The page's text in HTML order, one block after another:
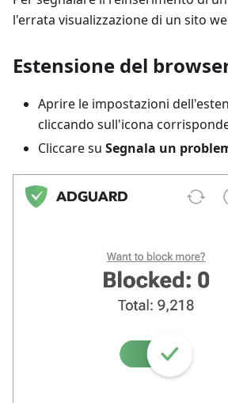
l'errata visualizzazione di un sito
Estensione del
Aprire le impostazioni
cliccando sull'icona
Cliccare su Segnala un